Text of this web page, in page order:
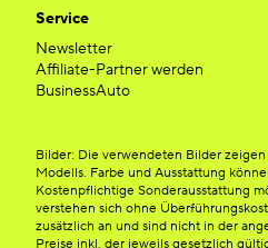
Service
Newsletter
Affiliate-Partner werden
BusinessAuto
Bilder: Die verwendeten Bilder
Modells. Farbe und Ausstattung
Kostenpflichtige Sonderausstattung
verstehen sich ohne
zusätzlich an und sind nicht in der
Preise inkl. der jeweils gesetzlich